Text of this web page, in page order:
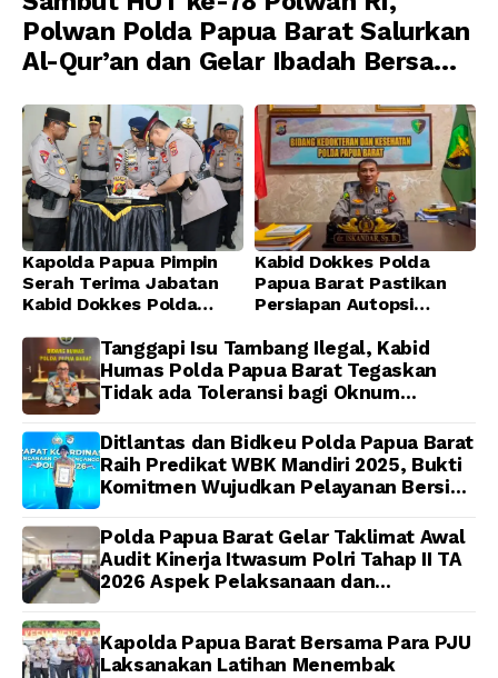
Polwan Polda Papua Barat Salurkan
Al-Qur’an dan Gelar Ibadah Bersama
Kapolda Papua Pimpin
Serah Terima Jabatan
Kabid Dokkes Polda
Kabid Dokkes Polda
Papua Barat Pastikan
Persiapan Autopsi
Papua Barat Yanto
Idorway Telah Matang,
Pelaksanaan
Dijadwalkan Kamis
Tanggapi Isu Tambang Ilegal, Kabid
Humas Polda Papua Barat Tegaskan
Tidak ada Toleransi bagi Oknum
Ditlantas dan Bidkeu Polda Papua Barat
Raih Predikat WBK Mandiri 2025, Bukti
Komitmen Wujudkan Pelayanan Bersih
Polda Papua Barat Gelar Taklimat Awal
Audit Kinerja Itwasum Polri Tahap II TA
2026 Aspek Pelaksanaan dan
Kapolda Papua Barat Bersama Para PJU
Laksanakan Latihan Menembak